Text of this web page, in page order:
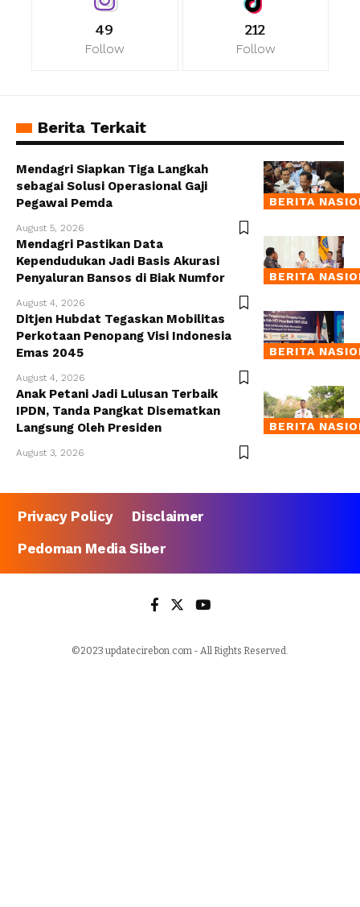
49
Follow
212
Follow
Berita Terkait
BERITA
Mendagri Siapkan Tiga Langkah
sebagai Solusi Operasional Gaji
Pegawai Pemda
August 5, 2026
BERITA
Mendagri Pastikan Data
Kependudukan Jadi Basis Akurasi
Penyaluran Bansos di Biak Numfor
August 4, 2026
BERITA
Ditjen Hubdat Tegaskan Mobilitas
Perkotaan Penopang Visi Indonesia
Emas 2045
August 4, 2026
BERITA
Anak Petani Jadi Lulusan Terbaik
IPDN, Tanda Pangkat Disematkan
Langsung Oleh Presiden
August 3, 2026
Privacy Policy
Disclaimer
Pedoman Media Siber
©2023 updatecirebon.com - All Rights Reserved.